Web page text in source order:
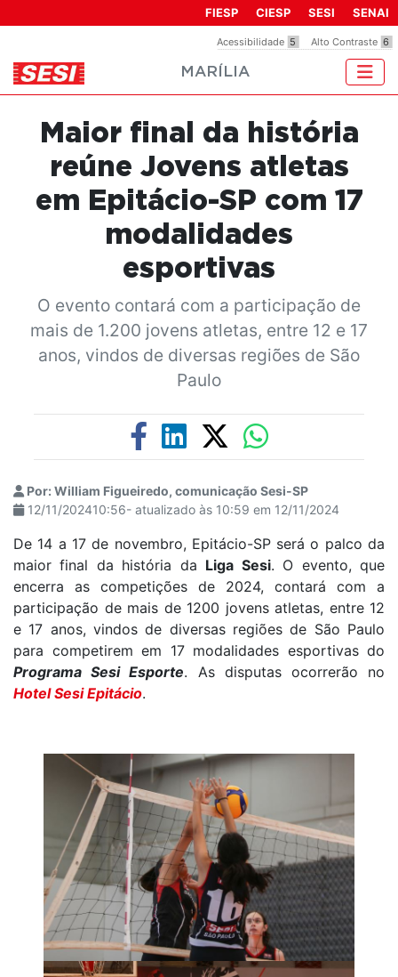
inclui
um
sistema
acessibilidade.
Acessibilidade 5 Alto Contraste 6
FIESP CIESP SESI SENAI
MARÍLIA
Maior final da história
reúne Jovens atletas
em Epitácio-SP com 17
modalidades
esportivas
O evento contará com a participação de
mais de 1.200 jovens atletas, entre 12 e 17
anos, vindos de diversas regiões de São
Paulo
Por: William Figueiredo, comunicação Sesi-SP
12/11/202410:56- atualizado às 10:59 em 12/11/2024
De 14 a 17 de novembro, Epitácio-SP será o palco da
maior final da história da Liga Sesi. O evento, que
encerra as competições de 2024, contará com a
participação de mais de 1200 jovens atletas, entre 12
e 17 anos, vindos de diversas regiões de São Paulo
para competirem em 17 modalidades esportivas do
Programa Sesi Esporte. As disputas ocorrerão no
Hotel Sesi Epitácio.